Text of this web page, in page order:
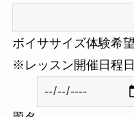
ボイササイズ体験希
※レッスン開催日程